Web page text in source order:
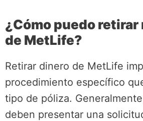
¿Cómo puedo retirar
de MetLife?
Retirar dinero de MetLife
procedimiento específico
tipo de póliza.
deben presentar una